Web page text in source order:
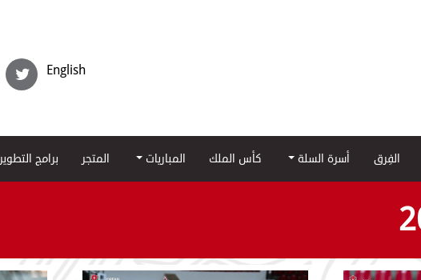
English
الفِرق أسرة السلة كأس الملك المباريات المتجر برامج التطوير